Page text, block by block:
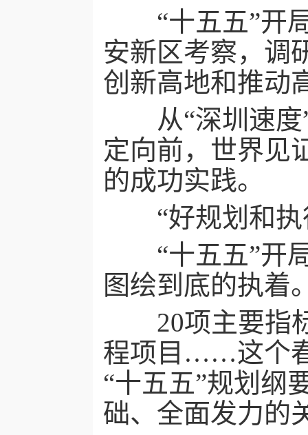
“十五五”开局
安新区考察，调
创新高地和推动
从“深圳速度”
定向前，世界见
的成功实践。
“好规划和执
“十五五”开局
图绘到底的执着
20项主要指标
程项目……这个
“十五五”规划纲
础、全面发力的